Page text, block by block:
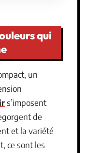
qui
un
s’imposent
de
et la variété
ce sont les